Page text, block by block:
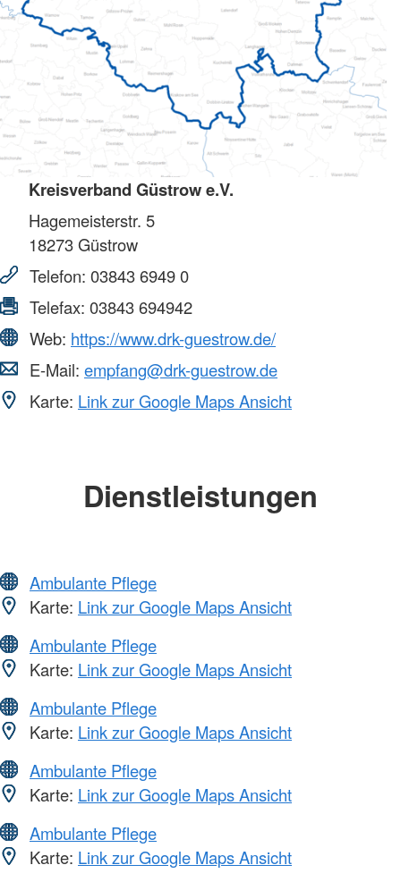
Kreisverband Güstrow e.V.
Hagemeisterstr. 5
18273Güstrow
Telefon: 03843 6949 0
Telefax: 03843 694942
Web: https://www.drk-guestrow.de/
E-Mail: empfang@drk-guestrow.de
Karte: Link zur Google Maps Ansicht
Dienstleistungen
Ambulante Pflege
Karte: Link zur Google Maps Ansicht
Ambulante Pflege
Karte: Link zur Google Maps Ansicht
Ambulante Pflege
Karte: Link zur Google Maps Ansicht
Ambulante Pflege
Karte: Link zur Google Maps Ansicht
Ambulante Pflege
Karte: Link zur Google Maps Ansicht